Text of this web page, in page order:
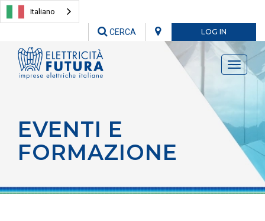
Italiano
LOG IN
CERCA
Toggle
EVENTI E
FORMAZIONE